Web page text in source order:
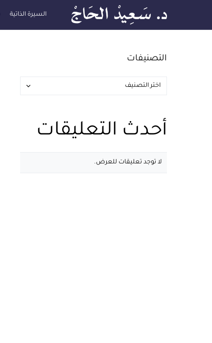
السيرة الذاتية
التصنيفات
أحدث التعليقات
لا توجد تعليقات للعرض.